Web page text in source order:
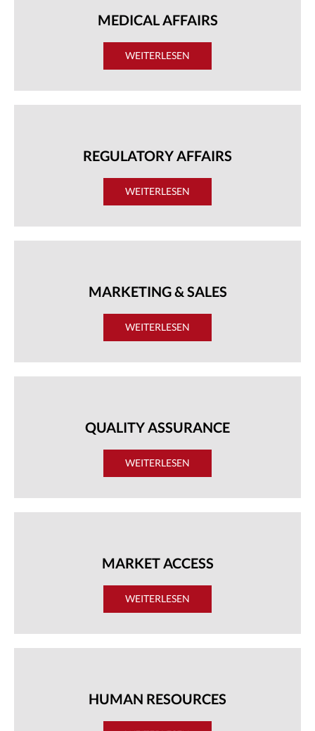
MEDICAL AFFAIRS
WEITERLESEN
REGULATORY AFFAIRS
WEITERLESEN
MARKETING & SALES
WEITERLESEN
QUALITY ASSURANCE
WEITERLESEN
MARKET ACCESS
WEITERLESEN
HUMAN RESOURCES